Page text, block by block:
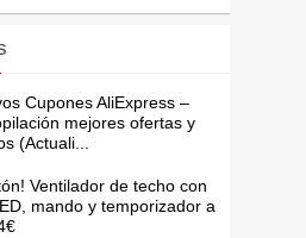
Cupones AliExpress –
mejores ofertas y
(Actuali...
Ventilador de techo con
mando y temporizador a